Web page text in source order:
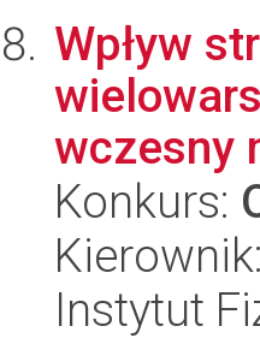
Wpływ
wczesny
Konkurs:
Instytut